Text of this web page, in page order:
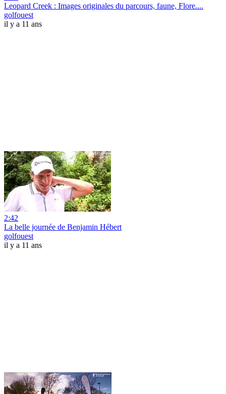
Leopard Creek : Images originales du parcours, faune, Flore....
golfouest
il y a 11 ans
2:42
La belle journée de Benjamin Hébert
golfouest
il y a 11 ans